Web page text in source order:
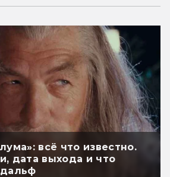
всё что известно.
дата выхода и что